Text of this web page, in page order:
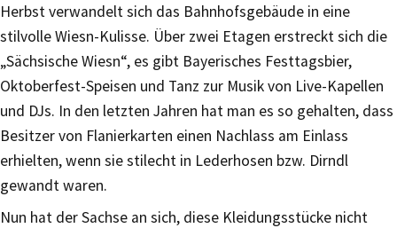
Herbst verwandelt sich das Bahnhofsgebäude in eine
stilvolle Wiesn-Kulisse. Über zwei Etagen erstreckt sich die
„Sächsische Wiesn“, es gibt Bayerisches Festtagsbier,
Oktoberfest-Speisen und Tanz zur Musik von Live-Kapellen
und DJs. In den letzten Jahren hat man es so gehalten, dass
Besitzer von Flanierkarten einen Nachlass am Einlass
erhielten, wenn sie stilecht in Lederhosen bzw. Dirndl
gewandt waren.
Nun hat der Sachse an sich, diese Kleidungsstücke nicht